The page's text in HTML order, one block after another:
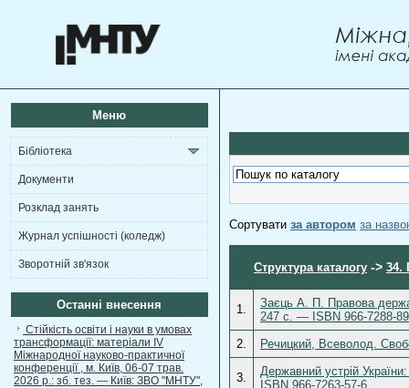
Меню
Бібліотека
Документи
Розклад занять
Журнал успішності (коледж)
Зворотній зв'язок
Останні внесення
Стійкість освіти і науки в умовах
трансформації: матеріали ІV
Міжнародної науково-практичної
конференції , м. Київ, 06-07 трав.
2026 р.: зб. тез. — Київ: ЗВО "МНТУ",
Сортувати за автором за
Структура каталогу -> 34.
1.
Заєць А. П. Правова
247 с. — ISBN 966-7288-
2.
Речицкий, Всеволод.
3.
Державний устрій
ISBN 966-7263-57-6